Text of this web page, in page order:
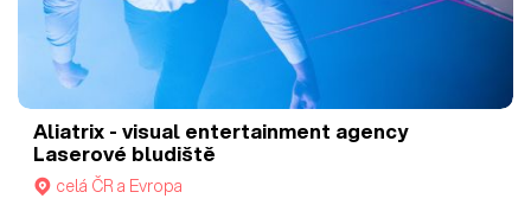
Aliatrix - visual entertainment agency
Laserové bludiště
celá ČR a Evropa